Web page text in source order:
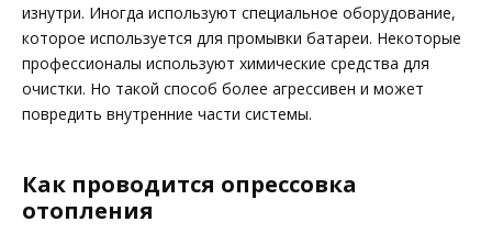
изнутри. Иногда используют специальное оборудование,
которое используется для промывки батареи. Некоторые
профессионалы используют химические средства для
очистки. Но такой способ более агрессивен и может
повредить внутренние части системы.
Как проводится опрессовка
отопления